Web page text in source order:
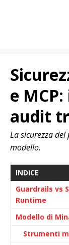
e
audit
La sicurezza
modello.
INDICE
Guardrails vs
Runtime
Modello di
Strumenti